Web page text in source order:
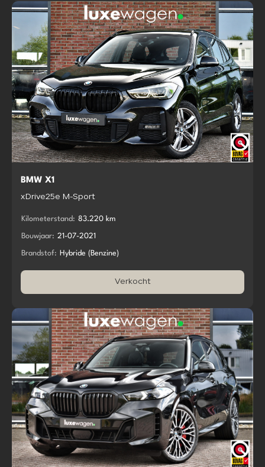
BMW X1
xDrive25e M-Sport
Kilometerstand: 83.220 km
Bouwjaar: 21-07-2021
Brandstof: Hybride (Benzine)
Verkocht